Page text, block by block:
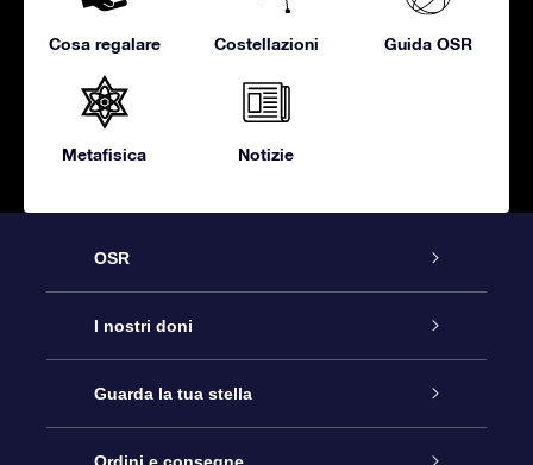
Cosa regalare Costellazioni Guida OSR
Metafisica Notizie
OSR
Assistenza
Contattaci
Blog
I nostri doni
Online Star Gift
Pacchetto regalo OSR
Guarda la tua stella
Registro stellare